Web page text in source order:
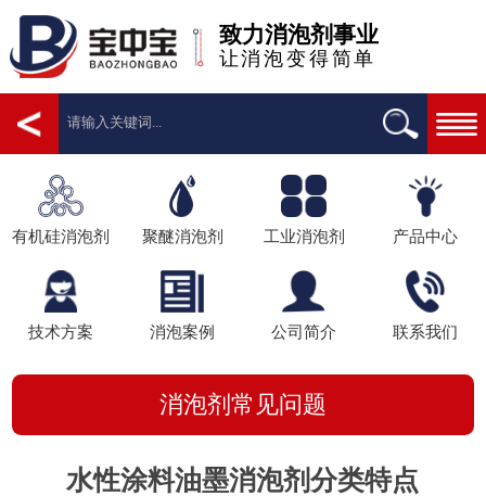
致力消泡剂事业
让消泡变得简单
有机硅消泡剂 聚醚消泡剂 工业消泡剂 产品中心
技术方案 消泡案例 公司简介 联系我们
消泡剂常见问题
水性涂料油墨消泡剂分类特点